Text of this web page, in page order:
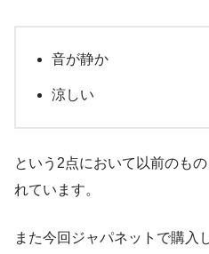
音が静か
涼しい
という2点において以前のも
れています。
また今回ジャパネットで購入